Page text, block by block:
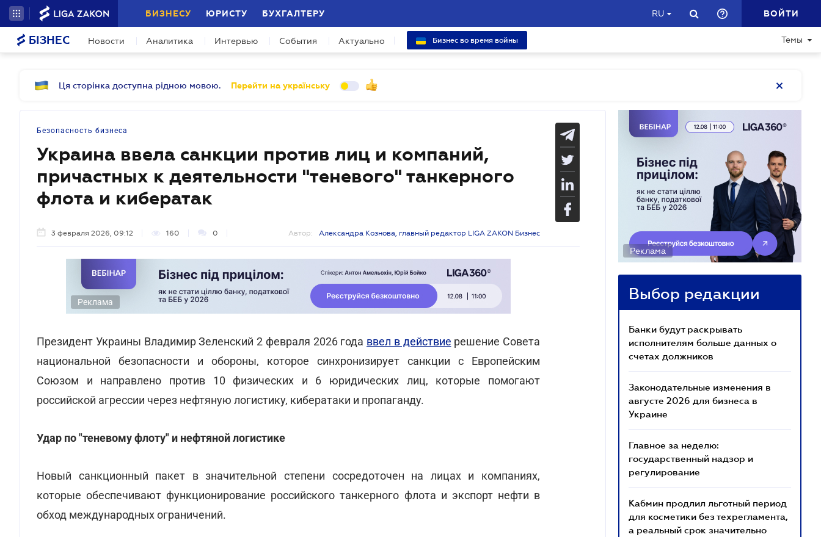
БИЗНЕСУ ЮРИСТУ БУХГАЛТЕРУ RU ВОЙТИ
БІЗНЕС Новости Аналитика Интервью События Актуально Бизнес во время войны Темы
Ця сторінка доступна рідною мовою. Перейти на українську
Безопасность бизнеса
Украина ввела санкции против лиц и компаний,
причастных к деятельности "теневого" танкерного
флота и кибератак
3 февраля 2026, 09:12 160 0 Автор: Александра Кознова, главный редактор LIGA ZAKON Бизнес
Реклама
Президент Украины Владимир Зеленский 2 февраля 2026 года ввел в действие решение Совета
национальной безопасности и обороны, которое синхронизирует санкции с Европейским
Союзом и направлено против 10 физических и 6 юридических лиц, которые помогают
российской агрессии через нефтяную логистику, кибератаки и пропаганду.
Удар по "теневому флоту" и нефтяной логистике
Новый санкционный пакет в значительной степени сосредоточен на лицах и компаниях,
которые обеспечивают функционирование российского танкерного флота и экспорт нефти в
обход международных ограничений.
Реклама
Выбор редакции
Банки будут раскрывать
исполнителям больше данных о
счетах должников
Законодательные изменения в
августе 2026 для бизнеса в
Украине
Главное за неделю:
государственный надзор и
регулирование
Кабмин продлил льготный период
для косметики без техрегламента,
а реальный срок значительно